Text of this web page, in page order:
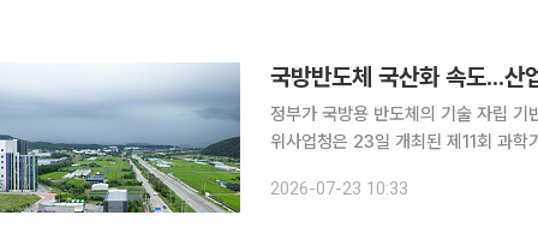
국방반도체 국산화 속도...산
정부가 국방용 반도체의 기술 자립 기
위사업청은 23일 개최된 제11회 과학
개발을 신속히 추진하고, 무기체계 적
2026-07-23 10:33